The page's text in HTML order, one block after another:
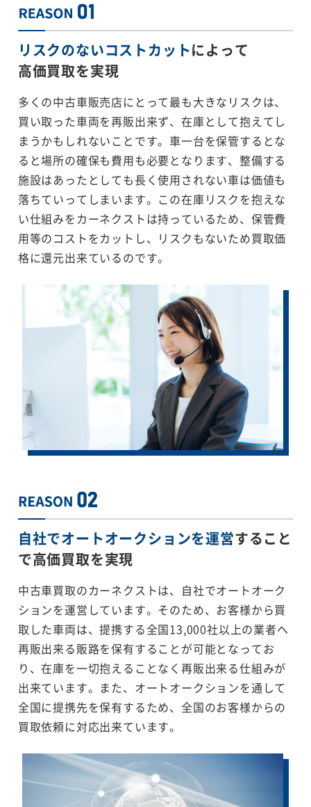
リスクのないコストカットによって
高価買取を実現
多くの中古車販売店にとって最も大きなリスクは、
買い取った車両を再販出来ず、在庫として抱えてし
まうかもしれないことです。車一台を保管するとな
ると場所の確保も費用も必要となります、整備する
施設はあったとしても長く使用されない車は価値も
落ちていってしまいます。この在庫リスクを抱えな
い仕組みをカーネクストは持っているため、保管費
用等のコストをカットし、リスクもないため買取価
格に還元出来ているのです。
自社でオートオークションを運営すること
で高価買取を実現
中古車買取のカーネクストは、自社でオートオーク
ションを運営しています。そのため、お客様から買
取した車両は、提携する全国13,000社以上の業者へ
再販出来る販路を保有することが可能となってお
り、在庫を一切抱えることなく再販出来る仕組みが
出来ています。また、オートオークションを通して
全国に提携先を保有するため、全国のお客様からの
買取依頼に対応出来ています。